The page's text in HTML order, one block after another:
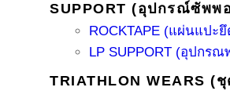
SUPPORT (อุปกรณ์ซัพพ
ROCKTAPE (แผ่นแปะ
LP SUPPORT (อุปกรณ
TRIATHLON WEARS (